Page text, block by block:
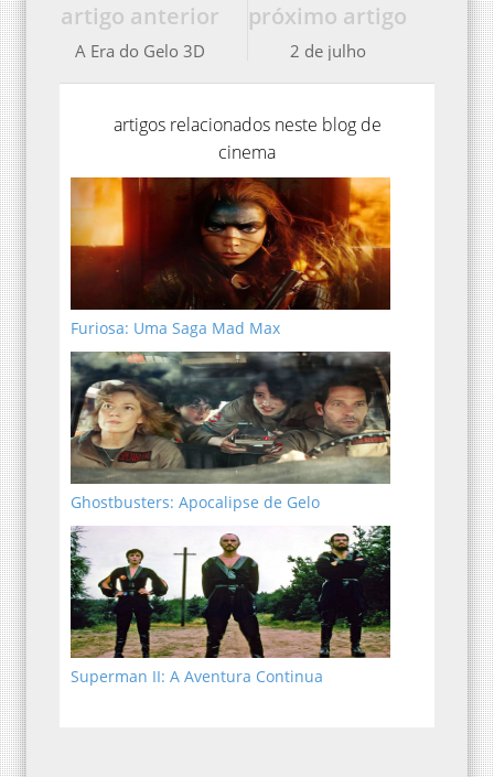
próximo artigo
2 de julho
artigo anterior
A Era do Gelo 3D
artigos relacionados neste blog de
cinema
Furiosa: Uma Saga Mad Max
Ghostbusters: Apocalipse de Gelo
Superman II: A Aventura Continua